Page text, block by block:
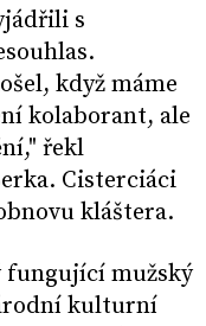
s
když máme
kolaborant, ale
řekl
Cisterciáci
kláštera.
fungující mužský
kulturní